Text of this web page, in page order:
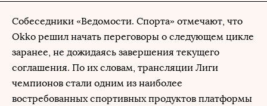
Собеседники «Ведомости. Спорта» отмечают, что
Okko решил начать переговоры о следующем цикле
заранее, не дожидаясь завершения текущего
соглашения. По их словам, трансляции Лиги
чемпионов стали одним из наиболее
востребованных спортивных продуктов платформы